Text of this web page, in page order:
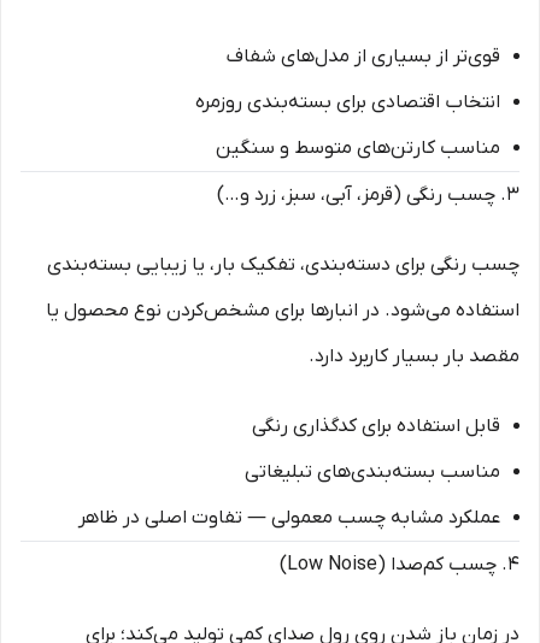
قوی‌تر از بسیاری از مدل‌های شفاف
انتخاب اقتصادی برای بسته‌بندی روزمره
مناسب کارتن‌های متوسط و سنگین
۳. چسب رنگی (قرمز، آبی، سبز، زرد و…)
چسب رنگی برای دسته‌بندی، تفکیک بار، یا زیبایی بسته‌بندی
استفاده می‌شود. در انبارها برای مشخص‌کردن نوع محصول یا
مقصد بار بسیار کاربرد دارد.
قابل استفاده برای کدگذاری رنگی
مناسب بسته‌بندی‌های تبلیغاتی
عملکرد مشابه چسب معمولی — تفاوت اصلی در ظاهر
۴. چسب کم‌صدا (Low Noise)
در زمان باز شدن روی رول صدای کمی تولید می‌کند؛ برای